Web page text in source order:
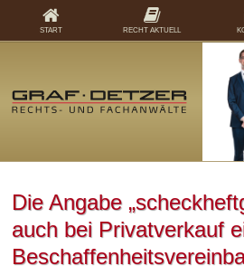
Die Angabe
auch bei Privatverkauf
START RECHT AKTUELL